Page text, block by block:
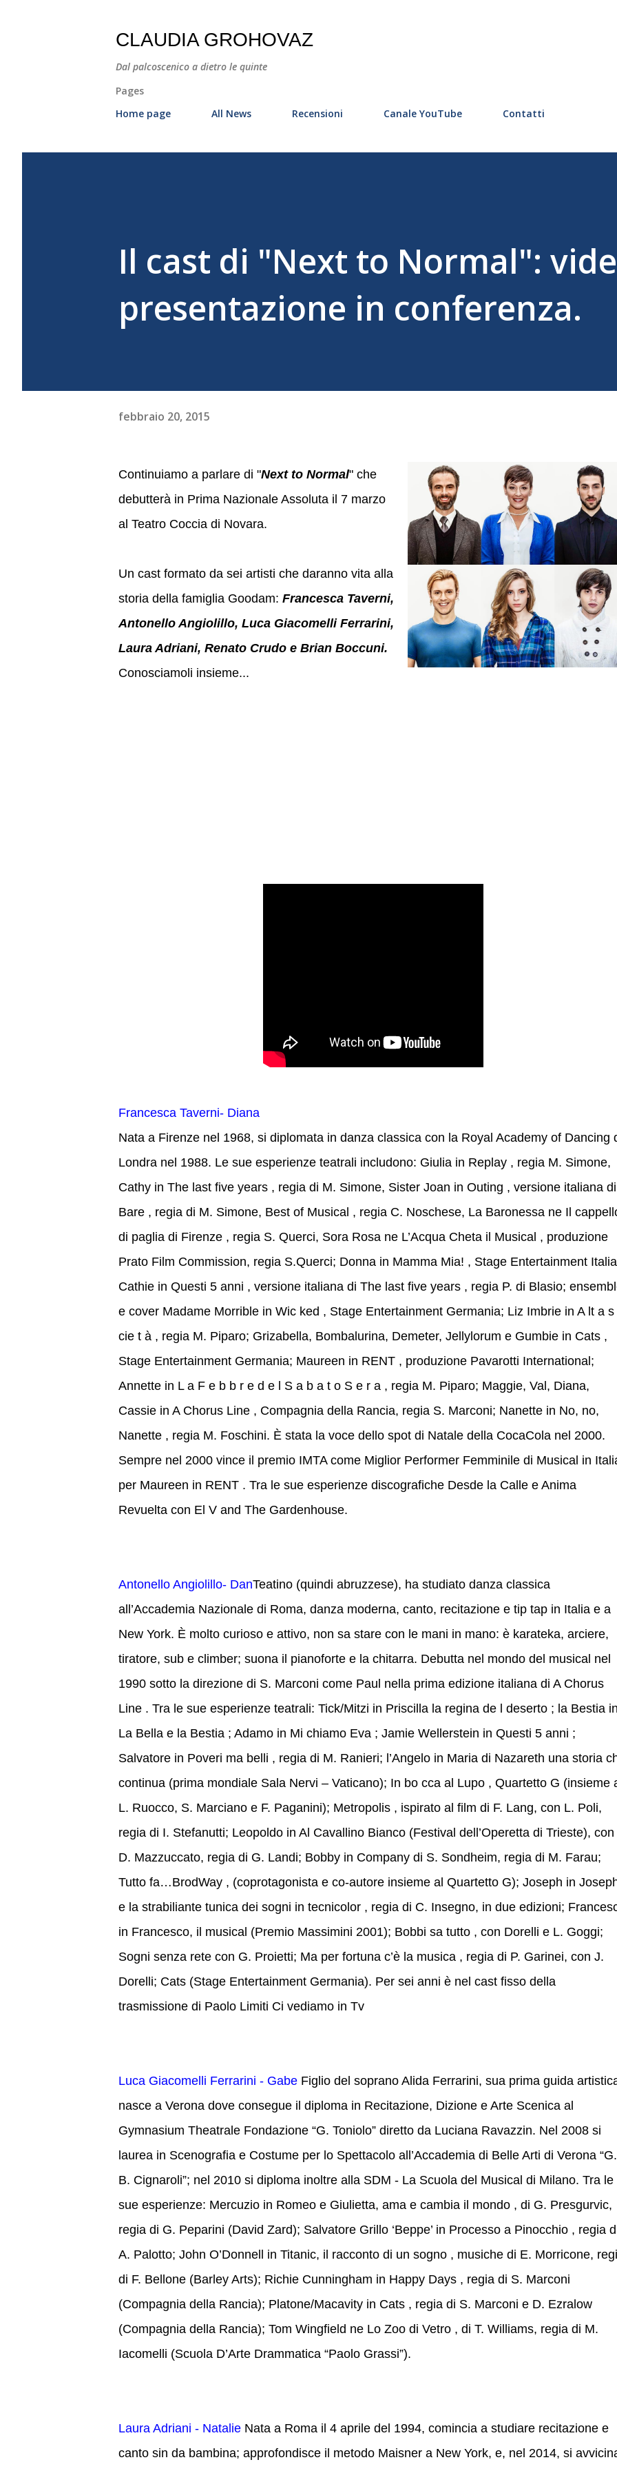
CLAUDIA GROHOVAZ
Dal palcoscenico a dietro le quinte
Pages
Home page
All News Recensioni Canale YouTube Contatti
Il cast di "Next to Normal":
presentazione in conferenza.
febbraio 20, 2015
Continuiamo a parlare di "Next to Normal" che
debutterà in Prima Nazionale Assoluta il 7 marzo
al Teatro Coccia di Novara.
Un cast formato da sei artisti che daranno vita alla
storia della famiglia Goodam: Francesca Taverni,
Antonello Angiolillo, Luca Giacomelli Ferrarini,
Laura Adriani, Renato Crudo e Brian Boccuni.
Conosciamoli insieme...
Francesca Taverni- Diana
Nata a Firenze nel 1968, si diplomata in danza classica con la Royal Academy of Dancing
Londra nel 1988. Le sue esperienze teatrali includono: Giulia in Replay , regia M. Simone,
Cathy in The last five years , regia di M. Simone, Sister Joan in Outing , versione italiana di
Bare , regia di M. Simone, Best of Musical , regia C. Noschese, La Baronessa ne Il
di paglia di Firenze , regia S. Querci, Sora Rosa ne L’Acqua Cheta il Musical , produzione
Prato Film Commission, regia S.Querci; Donna in Mamma Mia! , Stage Entertainment
Cathie in Questi 5 anni , versione italiana di The last five years , regia P. di Blasio;
e cover Madame Morrible in Wic ked , Stage Entertainment Germania; Liz Imbrie in A lt a s
cie t à , regia M. Piparo; Grizabella, Bombalurina, Demeter, Jellylorum e Gumbie in Cats ,
Stage Entertainment Germania; Maureen in RENT , produzione Pavarotti International;
Annette in L a F e b b r e d e l S a b a t o S e r a , regia M. Piparo; Maggie, Val, Diana,
Cassie in A Chorus Line , Compagnia della Rancia, regia S. Marconi; Nanette in No, no,
Nanette , regia M. Foschini. È stata la voce dello spot di Natale della CocaCola nel 2000.
Sempre nel 2000 vince il premio IMTA come Miglior Performer Femminile di Musical in
per Maureen in RENT . Tra le sue esperienze discografiche Desde la Calle e Anima
Revuelta con El V and The Gardenhouse.
Antonello Angiolillo- DanTeatino (quindi abruzzese), ha studiato danza classica
all’Accademia Nazionale di Roma, danza moderna, canto, recitazione e tip tap in Italia e a
New York. È molto curioso e attivo, non sa stare con le mani in mano: è karateka, arciere,
tiratore, sub e climber; suona il pianoforte e la chitarra. Debutta nel mondo del musical nel
1990 sotto la direzione di S. Marconi come Paul nella prima edizione italiana di A Chorus
Line . Tra le sue esperienze teatrali: Tick/Mitzi in Priscilla la regina de l deserto ; la Bestia
La Bella e la Bestia ; Adamo in Mi chiamo Eva ; Jamie Wellerstein in Questi 5 anni ;
Salvatore in Poveri ma belli , regia di M. Ranieri; l’Angelo in Maria di Nazareth una storia
continua (prima mondiale Sala Nervi – Vaticano); In bo cca al Lupo , Quartetto G (insieme
L. Ruocco, S. Marciano e F. Paganini); Metropolis , ispirato al film di F. Lang, con L. Poli,
regia di I. Stefanutti; Leopoldo in Al Cavallino Bianco (Festival dell’Operetta di Trieste), con
D. Mazzuccato, regia di G. Landi; Bobby in Company di S. Sondheim, regia di M. Farau;
Tutto fa…BrodWay , (coprotagonista e co-autore insieme al Quartetto G); Joseph in
e la strabiliante tunica dei sogni in tecnicolor , regia di C. Insegno, in due edizioni;
in Francesco, il musical (Premio Massimini 2001); Bobbi sa tutto , con Dorelli e L. Goggi;
Sogni senza rete con G. Proietti; Ma per fortuna c’è la musica , regia di P. Garinei, con J.
Dorelli; Cats (Stage Entertainment Germania). Per sei anni è nel cast fisso della
trasmissione di Paolo Limiti Ci vediamo in Tv
Luca Giacomelli Ferrarini - Gabe Figlio del soprano Alida Ferrarini, sua prima guida
nasce a Verona dove consegue il diploma in Recitazione, Dizione e Arte Scenica al
Gymnasium Theatrale Fondazione “G. Toniolo” diretto da Luciana Ravazzin. Nel 2008 si
laurea in Scenografia e Costume per lo Spettacolo all’Accademia di Belle Arti di Verona “G.
B. Cignaroli”; nel 2010 si diploma inoltre alla SDM - La Scuola del Musical di Milano. Tra le
sue esperienze: Mercuzio in Romeo e Giulietta, ama e cambia il mondo , di G. Presgurvic,
regia di G. Peparini (David Zard); Salvatore Grillo ‘Beppe’ in Processo a Pinocchio , regia
A. Palotto; John O’Donnell in Titanic, il racconto di un sogno , musiche di E. Morricone,
di F. Bellone (Barley Arts); Richie Cunningham in Happy Days , regia di S. Marconi
(Compagnia della Rancia); Platone/Macavity in Cats , regia di S. Marconi e D. Ezralow
(Compagnia della Rancia); Tom Wingfield ne Lo Zoo di Vetro , di T. Williams, regia di M.
Iacomelli (Scuola D’Arte Drammatica “Paolo Grassi”).
Laura Adriani - Natalie Nata a Roma il 4 aprile del 1994, comincia a studiare recitazione e
canto sin da bambina; approfondisce il metodo Maisner a New York, e, nel 2014, si